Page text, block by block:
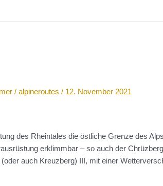
/alpineroutes/ 12. November 2021
des Rheintales die östliche Grenze des
erklimmbar – so auch der
auch Kreuzberg) III, mit einer